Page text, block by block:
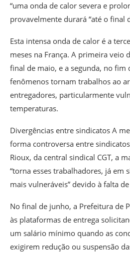
“uma onda de calor severa e
provavelmente durará “até o final
Esta intensa onda de calor é a
meses na França. A primeira veio
final de maio, e a segunda, no fim
fenômenos tornam trabalhos ao
entregadores, particularmente
temperaturas.
Divergências entre sindicatos A
forma controversa entre
Rioux, da central sindical CGT, a
“torna esses trabalhadores, já em
mais vulneráveis” devido à falta
No final de junho, a Prefeitura de
às plataformas de entrega
um salário mínimo quando as
exigirem redução ou suspensão